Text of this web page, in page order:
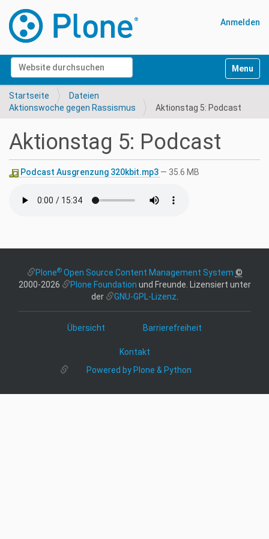
Website durchsuchen
Erweiterte Suche…
Anmelden
Startseite
Dateien
Aktionswoche gegen Rassismus
Aktionstag 5: Podcast
Aktionstag 5: Podcast
Podcast Ausgrenzung 320kbit.mp3 — 35.6 MB
Plone®Open Source Content Management System ©
2000-2026
Plone Foundation und Freunde. Lizensiert unter
der
GNU-GPL-Lizenz
Übersicht Barrierefreiheit
Kontakt
Powered by Plone & Python